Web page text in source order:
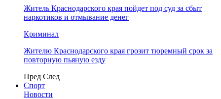
Житель Краснодарского края пойдет под суд за сбыт
наркотиков и отмывание денег
Криминал
Жителю Краснодарского края грозит тюремный срок за
повторную пьяную езду
Пред След
Спорт
Новости